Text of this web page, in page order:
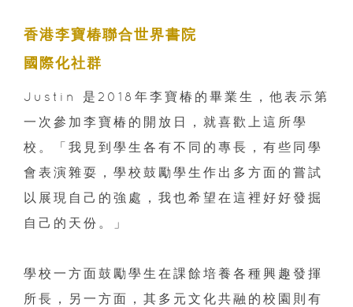
香港李寶椿聯合世界書院
國際化社群
Justin 是2018年李寶椿的畢業生，他表示第
一次參加李寶椿的開放日，就喜歡上這所學
校。「我見到學生各有不同的專長，有些同學
會表演雜耍，學校鼓勵學生作出多方面的嘗試
以展現自己的強處，我也希望在這裡好好發掘
自己的天份。」
學校一方面鼓勵學生在課餘培養各種興趣發揮
所長，另一方面，其多元文化共融的校園則有